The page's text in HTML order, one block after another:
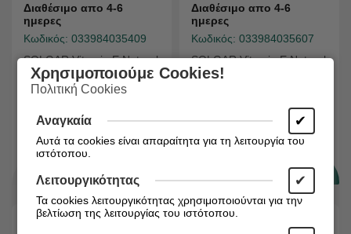
Διαθέσιμο απο 4-6
ημερες
Κωδικός: 033984035409
SOLGAR Vitamin E Natural
268mg 400IU Softgels 50s
20,09 €
Διαθέσιμο απο 4-6
ημερες
Κωδικός: 033984035607
SOLGAR Vitamin E Natural
671mg 1000IU Softgels
31,80 €
Χρησιμοποιούμε Cookies!
Πολιτική Cookies
Αναγκαία ✔
Αυτά τα cookies είναι απαραίτητα για τη λειτουργία του
ιστότοπου.
Λειτουργικότητας ✔
Τα cookies λειτουργικότητας χρησιμοποιούνται για την
βελτίωση της λειτουργίας του ιστότοπου.